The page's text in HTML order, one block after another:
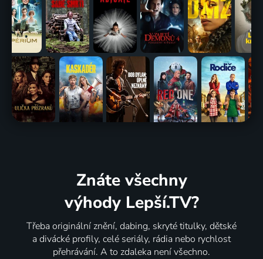
Znáte všechny
výhody Lepší.TV?
Třeba originální znění, dabing, skryté titulky, dětské
a divácké profily, celé seriály, rádia nebo rychlost
přehrávání. A to zdaleka není všechno.